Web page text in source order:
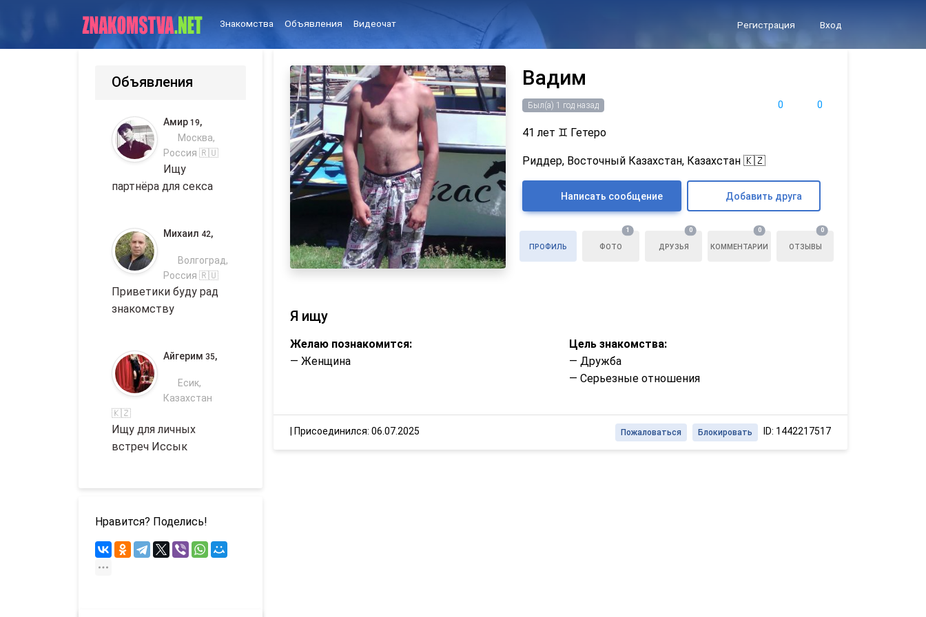
Знакомства Объявления Видеочат Регистрация Вход
Вадим
0 0
Был(а) 1 год назад
41 лет ♊ Гетеро
Риддер, Восточный Казахстан, Казахстан 🇰🇿
Написать сообщение Добавить друга
ПРОФИЛЬ ФОТО
1
ДРУЗЬЯ
0
КОММЕНТАРИИ
0
ОТЗЫВЫ
0
Я ищу
Желаю познакомится:
— Женщина
Цель знакомства:
— Дружба
— Серьезные отношения
Присоединился: 06.07.2025 ID: 1442217517
Блокировать
Пожаловаться
Объявления
Амир 19,
Москва,
Россия 🇷🇺
Ищу
партнёра для секса
Михаил 42,
Волгоград,
Россия 🇷🇺
Приветики буду рад
знакомству
Айгерим 35,
Есик,
Казахстан
🇰🇿
Ищу для личных
встреч Иссык
Нравится? Поделись!